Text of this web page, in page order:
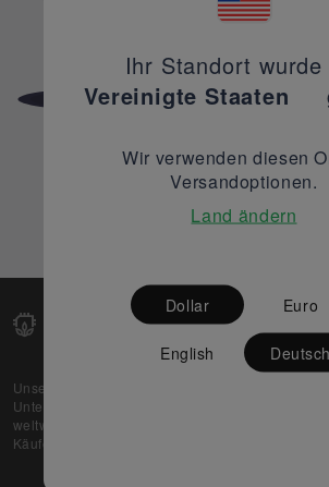
Unsere Web-Plattform unterstützt OEM- und EMS-
Unternehmen dabei, ihre überschüssigen
weltweit zu verkaufen und gleichzeitig den
Käufern beste Preise und Qualität zu bieten.
Partner
Ihr Standort wurde
Vereinigte Staaten
Wir verwenden diesen
Versandoptionen.
Land ändern
Dollar Euro
English Deutsch